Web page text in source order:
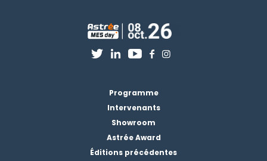
Programme
Intervenants
Showroom
Astrée Award
Éditions précédentes